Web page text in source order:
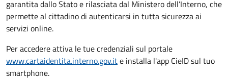
garantita dallo Stato e rilasciata dal Ministero dell’Interno, che
permette al cittadino di autenticarsi in tutta sicurezza ai
servizi online.
Per accedere attiva le tue credenziali sul portale
www.cartaidentita.interno.gov.ite installa l'app CieID sul tuo
smartphone.